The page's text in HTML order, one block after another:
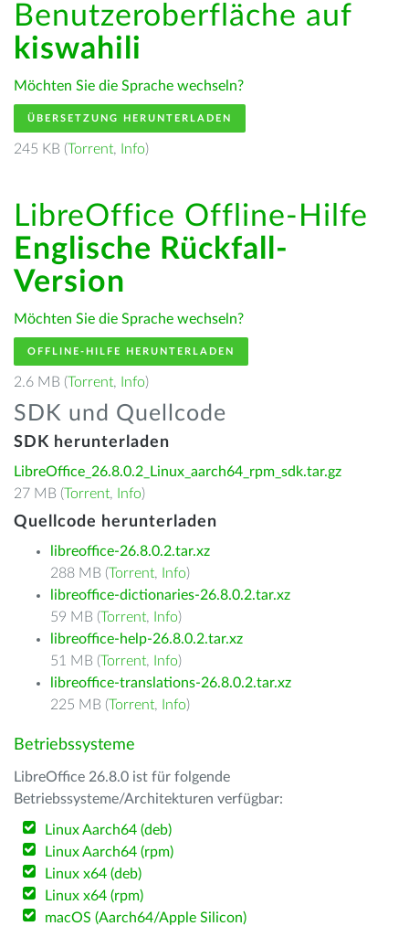
Benutzeroberfläche auf
kiswahili
Möchten Sie die Sprache wechseln?
ÜBERSETZUNG HERUNTERLADEN
245 KB (Torrent, Info)
LibreOffice Offline-Hilfe
Englische Rückfall-
Version
Möchten Sie die Sprache wechseln?
OFFLINE-HILFE HERUNTERLADEN
2.6 MB (Torrent, Info)
SDK und Quellcode
SDK herunterladen
LibreOffice_26.8.0.2_Linux_aarch64_rpm_sdk.tar.gz
27 MB (Torrent, Info)
Quellcode herunterladen
libreoffice-26.8.0.2.tar.xz
288 MB (Torrent, Info)
libreoffice-dictionaries-26.8.0.2.tar.xz
59 MB (Torrent, Info)
libreoffice-help-26.8.0.2.tar.xz
51 MB (Torrent, Info)
libreoffice-translations-26.8.0.2.tar.xz
225 MB (Torrent, Info)
Betriebssysteme
LibreOffice 26.8.0 ist für folgende
Betriebssysteme/Architekturen verfügbar:
Linux Aarch64 (deb)
Linux Aarch64 (rpm)
Linux x64 (deb)
Linux x64 (rpm)
macOS (Aarch64/Apple Silicon)